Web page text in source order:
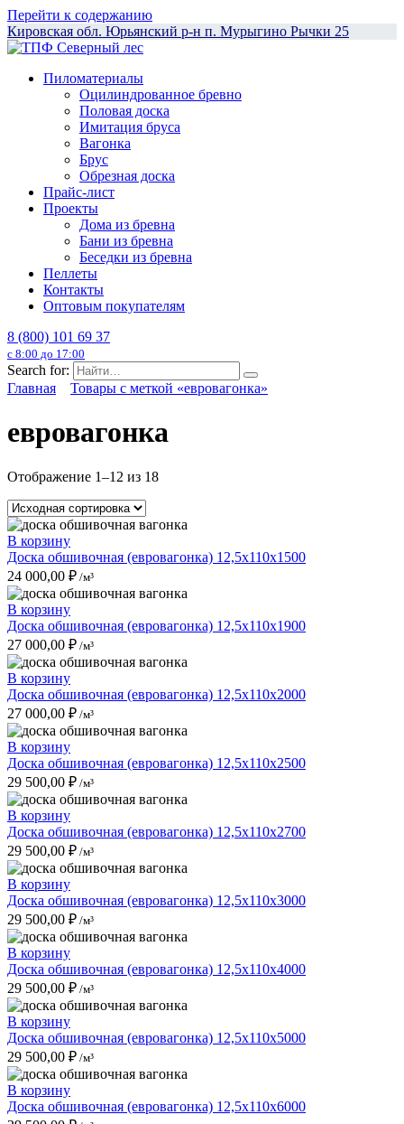
Перейти к содержанию
Кировская обл. Юрьянский р-н п. Мурыгино Рычки 25
Пиломатериалы
Оцилиндрованное бревно
Половая доска
Имитация бруса
Вагонка
Брус
Обрезная доска
Прайс-лист
Проекты
Дома из бревна
Бани из бревна
Беседки из бревна
Пеллеты
Контакты
Оптовым покупателям
8 (800) 101 69 37
с 8:00 до 17:00
Search for:
Главная
Товары с меткой «евровагонка»
евровагонка
Отображение 1–12 из 18
В корзину
Доска обшивочная (евровагонка) 12,5x110x1500
24 000,00 ₽ /м³
В корзину
Доска обшивочная (евровагонка) 12,5x110x1900
27 000,00 ₽ /м³
В корзину
Доска обшивочная (евровагонка) 12,5x110x2000
27 000,00 ₽ /м³
В корзину
Доска обшивочная (евровагонка) 12,5x110x2500
29 500,00 ₽ /м³
В корзину
Доска обшивочная (евровагонка) 12,5x110x2700
29 500,00 ₽ /м³
В корзину
Доска обшивочная (евровагонка) 12,5x110x3000
29 500,00 ₽ /м³
В корзину
Доска обшивочная (евровагонка) 12,5x110x4000
29 500,00 ₽ /м³
В корзину
Доска обшивочная (евровагонка) 12,5x110x5000
29 500,00 ₽ /м³
В корзину
Доска обшивочная (евровагонка) 12,5x110x6000